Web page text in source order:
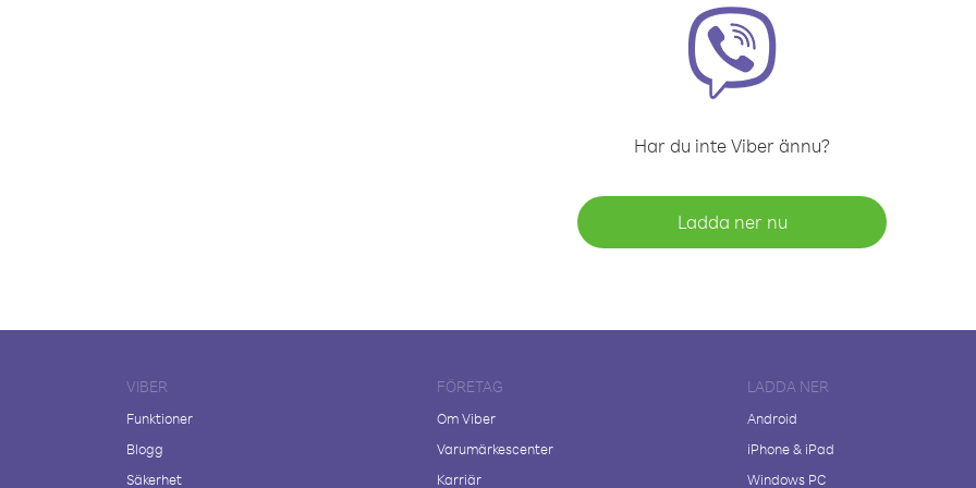
Har du inte Viber ännu?
Ladda ner nu
VIBER
Funktioner
Blogg
Säkerhet
FÖRETAG
Om Viber
Varumärkescenter
Karriär
LADDA NER
Android
iPhone & iPad
Windows PC